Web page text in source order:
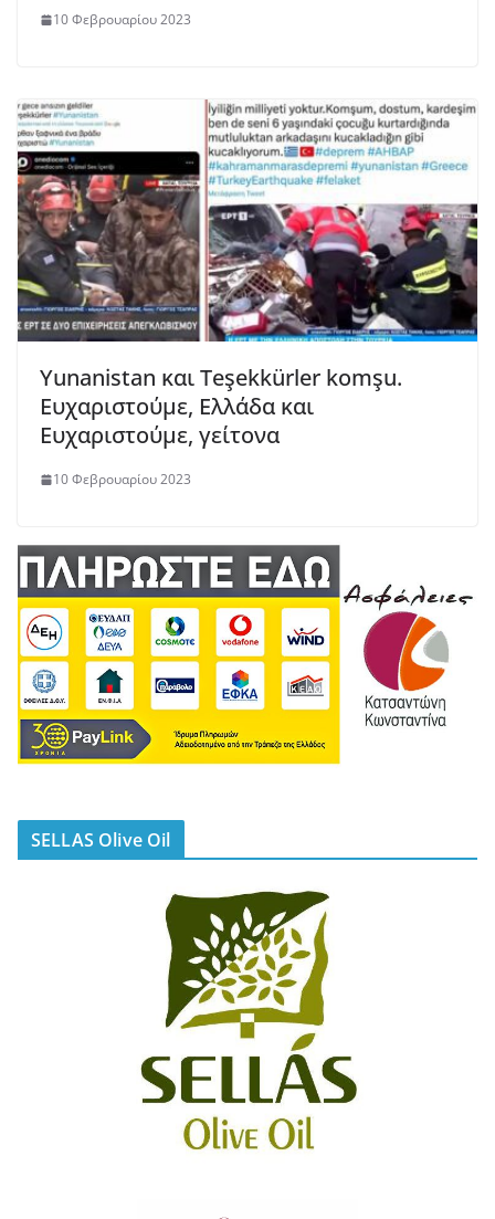
10 Φεβρουαρίου 2023
Yunanistan και Teşekkürler komşu.
Ευχαριστούμε, Ελλάδα και
Ευχαριστούμε, γείτονα
10 Φεβρουαρίου 2023
SELLAS Olive Oil